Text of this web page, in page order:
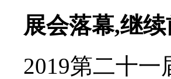
展会落幕,继
2019第二十